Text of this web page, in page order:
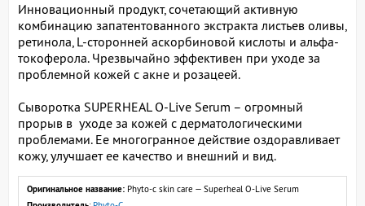
Инновационный продукт, сочетающий активную
комбинацию запатентованного экстракта листьев оливы,
ретинола, L-сторонней аскорбиновой кислоты и альфа-
токоферола. Чрезвычайно эффективен при уходе за
проблемной кожей с акне и розацеей.
Сыворотка SUPERHEAL O-Live Serum – огромный
прорыв в уходе за кожей с дерматологическими
проблемами. Ее многогранное действие оздоравливает
кожу, улучшает ее качество и внешний и вид.
Оригинальное название: Phyto-c skin care — Superheal O-Live Serum